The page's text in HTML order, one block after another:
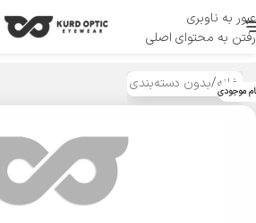
عبور به ناوبری
رفتن به محتوای اصلی
منو
خانه/بدون دسته‌بندی موجودی